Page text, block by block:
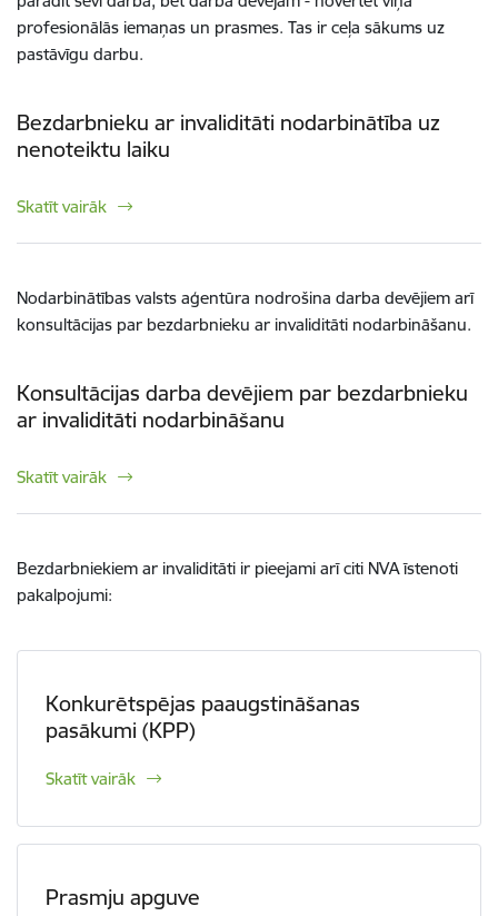
profesionālās iemaņas un prasmes. Tas ir ceļa sākums uz
pastāvīgu darbu.
Bezdarbnieku ar invaliditāti nodarbinātība uz
nenoteiktu laiku
Skatīt vairāk
Nodarbinātības valsts aģentūra nodrošina darba devējiem arī
konsultācijas par bezdarbnieku ar invaliditāti nodarbināšanu.
Konsultācijas darba devējiem par bezdarbnieku
ar invaliditāti nodarbināšanu
Skatīt vairāk
Bezdarbniekiem ar invaliditāti ir pieejami arī citi NVA īstenoti
pakalpojumi:
Konkurētspējas paaugstināšanas
pasākumi (KPP)
Skatīt vairāk
Prasmju apguve